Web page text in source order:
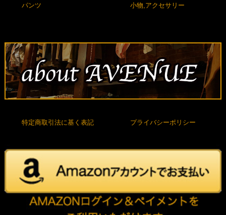
パンツ 小物,アクセサリー
特定商取引法に基く表記 プライバシーポリシー